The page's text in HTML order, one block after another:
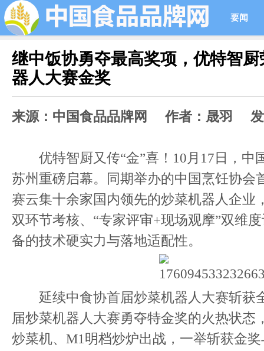
要闻
继中饭协勇夺最高奖项，优特智
器人大赛金奖
来源：中国食品品牌网 作者：晟羽 发
优特智厨又传“金”喜！10月17日，中
苏州重磅启幕。同期举办的中国烹饪协会
赛云集十余家国内领先的炒菜机器人企业
双环节考核、“专家评审+现场观摩”双维
备的技术硬实力与落地适配性。
延续中食协首届炒菜机器人大赛斩获
届炒菜机器人大赛勇夺特金奖的火热状态
炒菜机、M1明档炒炉出战，一举斩获金